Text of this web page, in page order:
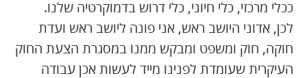
ככלי מרכזי, כלי חיוני, כלי דרוש בדמוקרטיה שלנו.
לכן, אדוני היושב ראש, אני פונה ליושב ראש ועדת
חוקה, חוק ומשפט ומבקש ממנו במסגרת הצעת החוק
העיקרית שעומדת לפנינו מייד לעשות אכן עבודה